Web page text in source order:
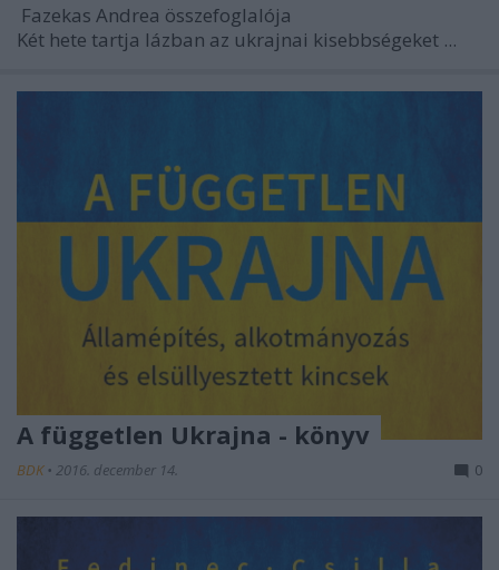
Fazekas Andrea összefoglalója
Két hete tartja lázban az ukrajnai kisebbségeket ...
A független Ukrajna - könyv
BDK • 2016. december 14. 0